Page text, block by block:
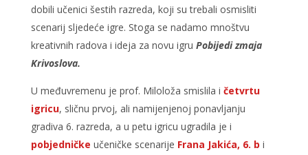
dobili učenici šestih razreda, koji su trebali osmisliti
scenarij sljedeće igre. Stoga se nadamo mnoštvu
kreativnih radova i ideja za novu igru Pobijedi zmaja
Krivoslova.
U međuvremenu je prof. Miloloža smislila i četvrtu
igricu, sličnu prvoj, ali namijenjenoj ponavljanju
gradiva 6. razreda, a u petu igricu ugradila je i
pobjedničke učeničke scenarije Frana Jakića, 6. b i